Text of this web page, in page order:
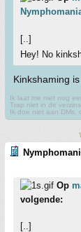
[..]
Hey! No
Kinkshaming
Ik laat me niet nog
Trap niet in de
Ik doe niet aan DMs,
Op
volgende:
[..]